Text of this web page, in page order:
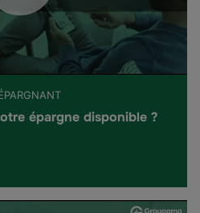
épargne disponible ?